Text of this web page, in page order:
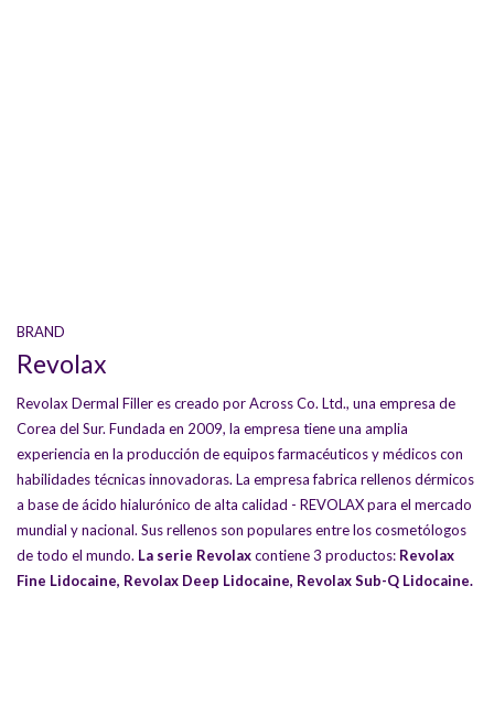
BRAND
Revolax
Revolax Dermal Filler es creado por Across Co. Ltd., una empresa de
Corea del Sur. Fundada en 2009, la empresa tiene una amplia
experiencia en la producción de equipos farmacéuticos y médicos con
habilidades técnicas innovadoras. La empresa fabrica rellenos dérmicos
a base de ácido hialurónico de alta calidad - REVOLAX para el mercado
mundial y nacional. Sus rellenos son populares entre los cosmetólogos
de todo el mundo. La serie Revolaxcontiene 3 productos: Revolax
Fine Lidocaine, Revolax Deep Lidocaine, Revolax Sub-Q Lidocaine.